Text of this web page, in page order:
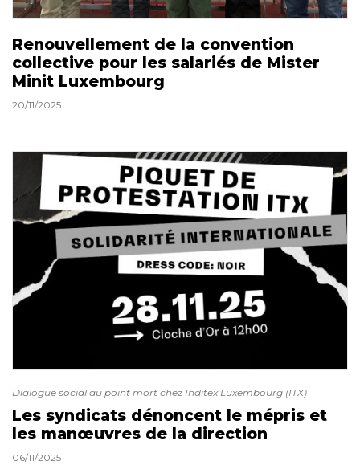
Renouvellement de la convention
collective pour les salariés de Mister
Minit Luxembourg
20/11/2025
Dialogue social au point mort chez Inditex Luxembourg (ITX)
Les syndicats dénoncent le mépris et
les manœuvres de la direction
06/11/2025